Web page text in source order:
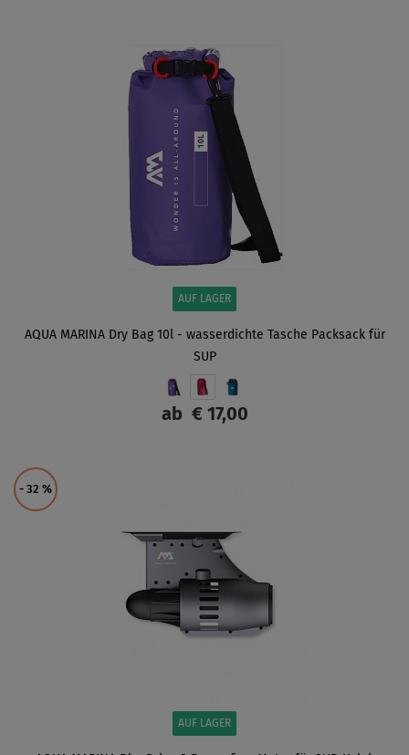
AUF LAGER
AQUA MARINA Dry Bag 10l - wasserdichte Tasche Packsack für
SUP
ab € 17,00
- 32 %
AUF LAGER